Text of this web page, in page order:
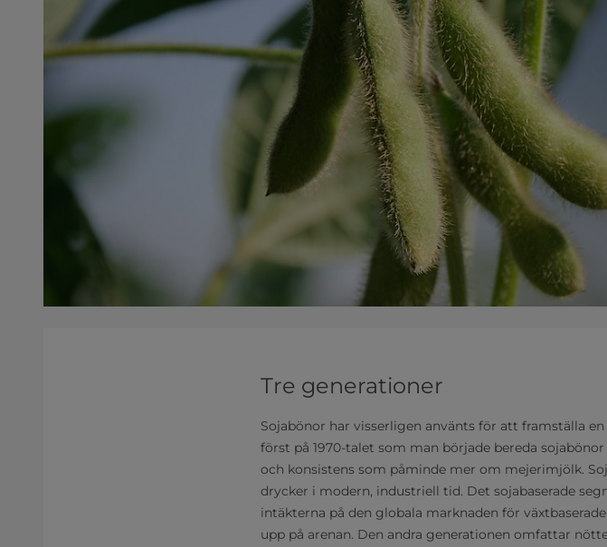
Tre generationer
Sojabönor har visserligen använts för att framställa
först på 1970-talet som man började bereda
och konsistens som påminde mer om mejerimjölk.
drycker i modern, industriell tid. Det sojabaserade
intäkterna på den globala marknaden för
upp på arenan. Den andra generationen omfattar